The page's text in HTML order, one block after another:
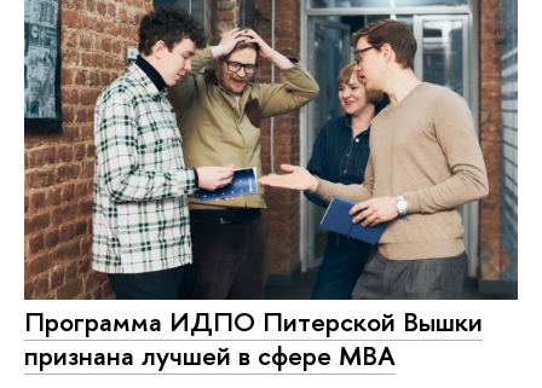
Программа ИДПО Питерской Вышки
признана лучшей в сфере MBA